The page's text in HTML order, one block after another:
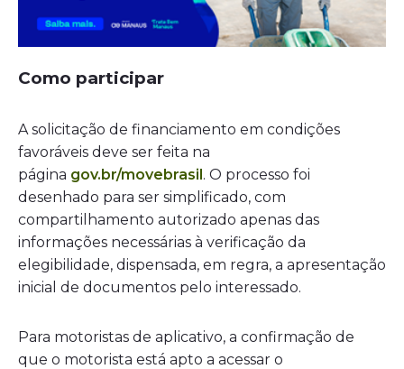
Como participar
A solicitação de financiamento em condições
favoráveis deve ser feita na
página gov.br/movebrasil. O processo foi
desenhado para ser simplificado, com
compartilhamento autorizado apenas das
informações necessárias à verificação da
elegibilidade, dispensada, em regra, a apresentação
inicial de documentos pelo interessado.
Para motoristas de aplicativo, a confirmação de
que o motorista está apto a acessar o